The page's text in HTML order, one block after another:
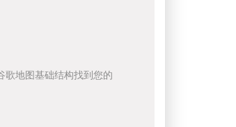
歌地图基础结构找到您的